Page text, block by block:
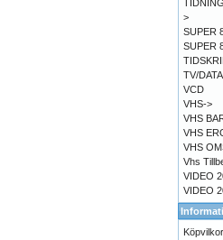
>
SUPER
SUPER
TV/
VCD
VHS->
VHS
VHS
VHS
Vhs
VIDEO
VIDEO
Köpvilkor